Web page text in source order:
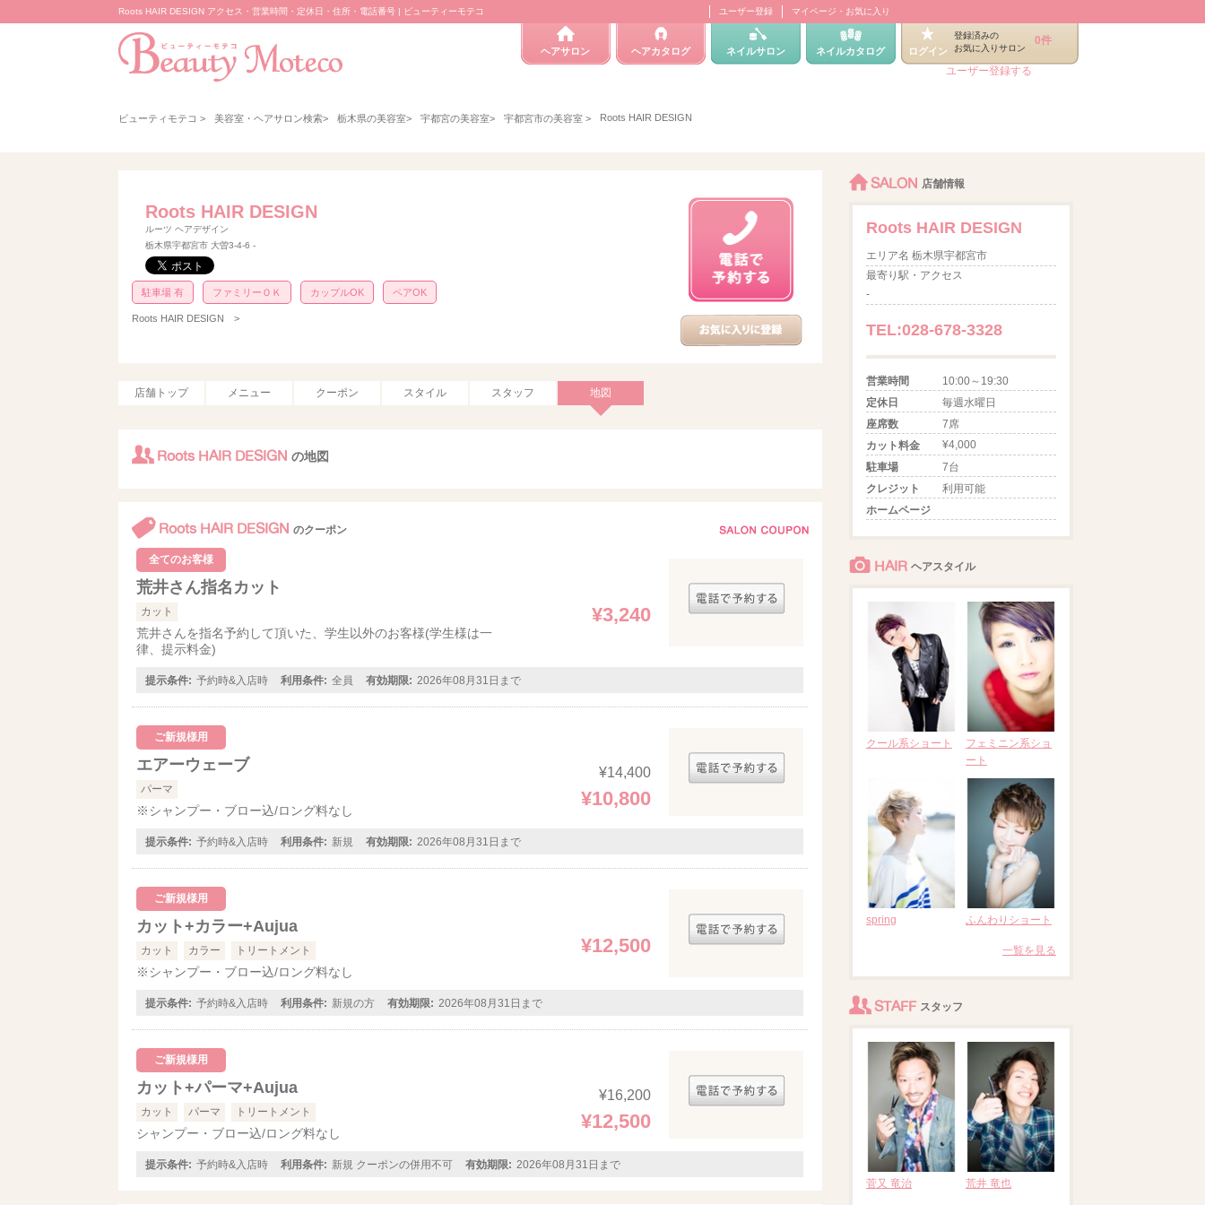
Roots HAIR DESIGN アクセス・営業時間・定休日・住所・電話番号 | ビューティーモテコ ユーザー登録 マイページ・お気に入り
ヘアサロン ヘアカタログ ネイルサロン ネイルカタログ ログイン
登録済みの
お気に入りサロン
0件
ユーザー登録する
ビューティモテコ > 美容室・ヘアサロン検索> 栃木県の美容室> 宇都宮の美容室> 宇都宮市の美容室 > Roots HAIR DESIGN
Roots HAIR DESIGN
ルーツ ヘアデザイン
栃木県宇都宮市 大曽3-4-6 ‐
駐車場 有 ファミリーＯＫ カップルOK ペアOK
Roots HAIR DESIGN >
店舗トップ メニュー クーポン スタイル スタッフ 地図
Roots HAIR DESIGN の地図
Roots HAIR DESIGN のクーポン
全てのお客様
荒井さん指名カット
カット
荒井さんを指名予約して頂いた、学生以外のお客様(学生様は一
律、提示料金)
¥3,240
提示条件: 予約時&入店時 利用条件: 全員 有効期限: 2026年08月31日まで
ご新規様用
エアーウェーブ
パーマ
※シャンプー・ブロー込/ロング料なし
¥14,400
¥10,800
提示条件: 予約時&入店時 利用条件: 新規 有効期限: 2026年08月31日まで
ご新規様用
カット+カラー+Aujua
カット カラー トリートメント
※シャンプー・ブロー込/ロング料なし
¥12,500
提示条件: 予約時&入店時 利用条件: 新規の方 有効期限: 2026年08月31日まで
ご新規様用
カット+パーマ+Aujua
カット パーマ トリートメント
シャンプー・ブロー込/ロング料なし
¥16,200
¥12,500
提示条件: 予約時&入店時 利用条件: 新規 クーポンの併用不可 有効期限: 2026年08月31日まで
SALON 店舗情報
Roots HAIR DESIGN
エリア名 栃木県宇都宮市
最寄り駅・アクセス
‐
TEL:028-678-3328
営業時間
10:00～19:30
定休日
毎週水曜日
座席数
7席
カット料金
¥4,000
駐車場
7台
クレジット
利用可能
ホームページ
HAIR ヘアスタイル
クール系ショート
フェミニン系ショ
ート
spring ふんわりショート
一覧を見る
STAFF スタッフ
菅又 竜治 荒井 竜也